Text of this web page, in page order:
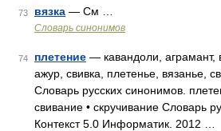
73 вязка — См …
Словарь синонимов
74 плетение — кавандоли, аграмант,
ажур, свивка, плетенье, вязанье,
Словарь русских синонимов.
свивание • скручивание Словарь
Контекст 5.0 Информатик. 2012 …